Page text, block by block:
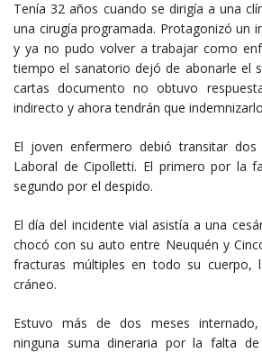
Tenía 32 años cuando se dirigía a una
una cirugía programada. Protagonizó un
y ya no pudo volver a trabajar como
tiempo el sanatorio dejó de abonarle el
cartas documento no obtuvo
indirecto y ahora tendrán que
El joven enfermero debió transitar
Laboral de Cipolletti. El primero por la
segundo por el despido.
El día del incidente vial asistía a una
chocó con su auto entre Neuquén y
fracturas múltiples en todo su cuerpo,
cráneo.
Estuvo más de dos meses
ninguna suma dineraria por la falta